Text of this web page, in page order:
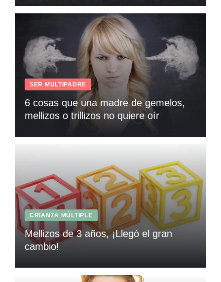
SER MULTIPADRE
6 cosas que una madre de gemelos,
mellizos o trillizos no quiere oír
CRIANZA MÚLTIPLE
Mellizos de 3 años, ¡Llegó el gran
cambio!